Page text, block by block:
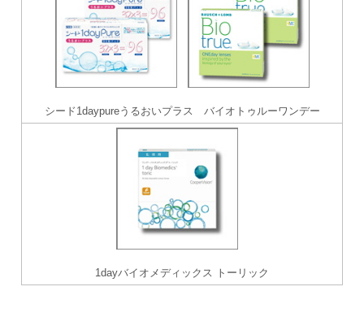
シード1daypureうるおいプラス バイオトゥルーワンデー
1dayバイオメディックス トーリック